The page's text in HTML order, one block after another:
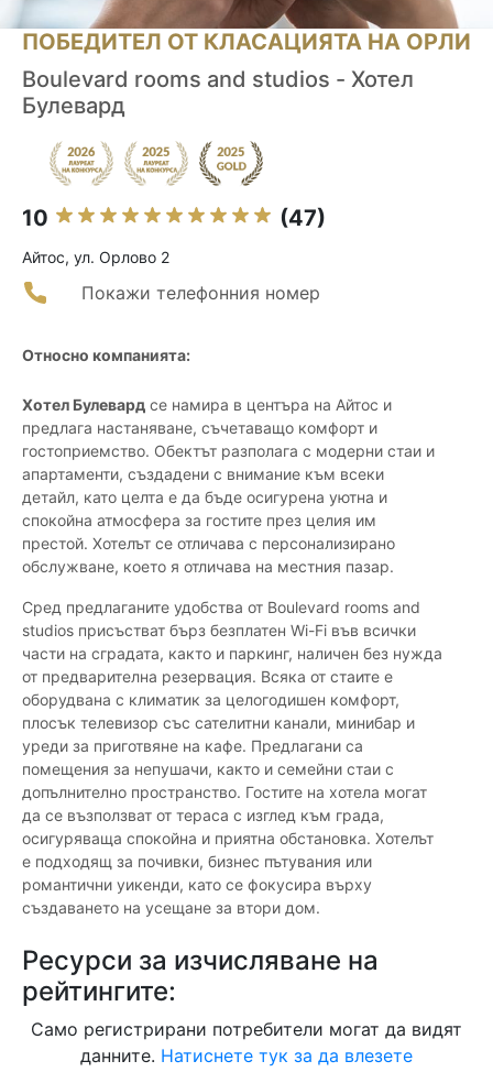
ПОБЕДИТЕЛ ОТ КЛАСАЦИЯТА НА ОРЛИ
Boulevard rooms and studios - Хотел
Булевард
10 (47)
Айтос, ул. Орлово 2
Покажи телефонния номер
Относно компанията:
Хотел Булевард се намира в центъра на Айтос и
предлага настаняване, съчетаващо комфорт и
гостоприемство. Обектът разполага с модерни стаи и
апартаменти, създадени с внимание към всеки
детайл, като целта е да бъде осигурена уютна и
спокойна атмосфера за гостите през целия им
престой. Хотелът се отличава с персонализирано
обслужване, което я отличава на местния пазар.
Сред предлаганите удобства от Boulevard rooms and
studios присъстват бърз безплатен Wi-Fi във всички
части на сградата, както и паркинг, наличен без нужда
от предварителна резервация. Всяка от стаите е
оборудвана с климатик за целогодишен комфорт,
плосък телевизор със сателитни канали, минибар и
уреди за приготвяне на кафе. Предлагани са
помещения за непушачи, както и семейни стаи с
допълнително пространство. Гостите на хотела могат
да се възползват от тераса с изглед към града,
осигуряваща спокойна и приятна обстановка. Хотелът
е подходящ за почивки, бизнес пътувания или
романтични уикенди, като се фокусира върху
създаването на усещане за втори дом.
Ресурси за изчисляване на
рейтингите:
Само регистрирани потребители могат да видят
данните. Натиснете тук за да влезете